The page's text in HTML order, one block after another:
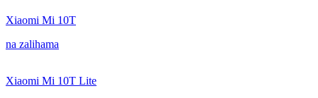
Xiaomi Mi 10T
na zalihama
Xiaomi Mi 10T Lite